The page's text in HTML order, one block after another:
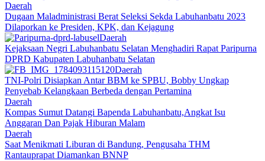
Daerah
Dugaan Maladministrasi Berat Seleksi Sekda Labuhanbatu 2023
Dilaporkan ke Presiden, KPK, dan Kejagung
Daerah
Kejaksaan Negri Labuhanbatu Selatan Menghadiri Rapat Paripurna
DPRD Kabupaten Labuhanbatu Selatan
Daerah
TNI-Polri Disiapkan Antar BBM ke SPBU, Bobby Ungkap
Penyebab Kelangkaan Berbeda dengan Pertamina
Daerah
Kompas Sumut Datangi Bapenda Labuhanbatu,Angkat Isu
Anggaran Dan Pajak Hiburan Malam
Daerah
Saat Menikmati Liburan di Bandung, Pengusaha THM
Rantauprapat Diamankan BNNP